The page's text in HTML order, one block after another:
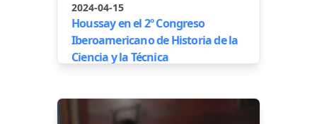
2024-04-15
Houssay en el 2º Congreso
Iberoamericano de Historia de la
Ciencia y la Técnica